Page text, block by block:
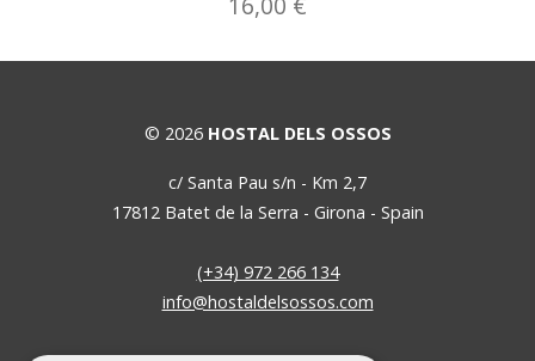
© 2026 HOSTAL DELS OSSOS
c/ Santa Pau s/n - Km 2,7
17812 Batet de la Serra - Girona - Spain
(+34) 972 266 134
info@hostaldelsossos.com